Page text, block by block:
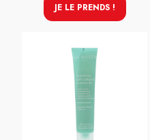
JE LE PRENDS !